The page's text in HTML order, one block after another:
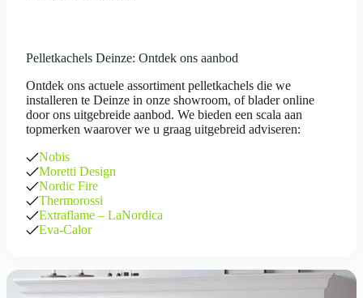
Pelletkachels Deinze: Ontdek ons aanbod
Ontdek ons actuele assortiment pelletkachels die we
installeren te Deinze in onze showroom, of blader online
door ons uitgebreide aanbod. We bieden een scala aan
topmerken waarover we u graag uitgebreid adviseren:
Nobis
Moretti Design
Nordic Fire
Thermorossi
Extraflame – LaNordica
Eva-Calor